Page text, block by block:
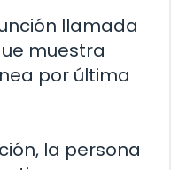
llamada
muestra
por última
la persona